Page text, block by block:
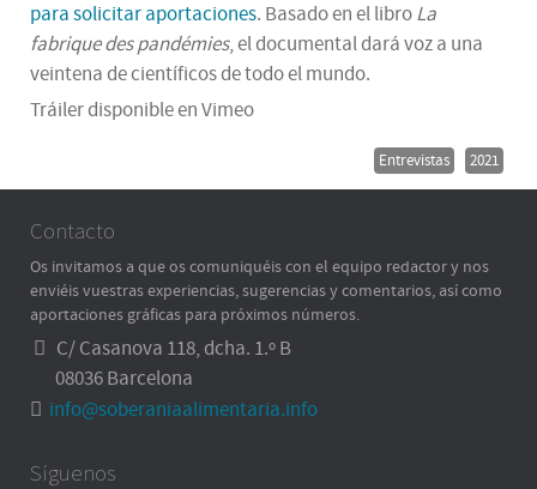
para solicitar aportaciones. Basado en el libroLa
fabrique des pandémies, el documental dará voz a una
veintena de científicos de todo el mundo.
Tráiler disponible en Vimeo
Entrevistas 2021
Contacto
Os invitamos a que os comuniquéis con el equipo redactor y nos
enviéis vuestras experiencias, sugerencias y comentarios, así como
aportaciones gráficas para próximos números.
C/ Casanova 118, dcha. 1.º B
08036 Barcelona
info@soberaniaalimentaria.info
Síguenos